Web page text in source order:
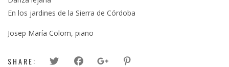
En los jardines de la Sierra de Córdoba
Josep María Colom, piano
SHARE: